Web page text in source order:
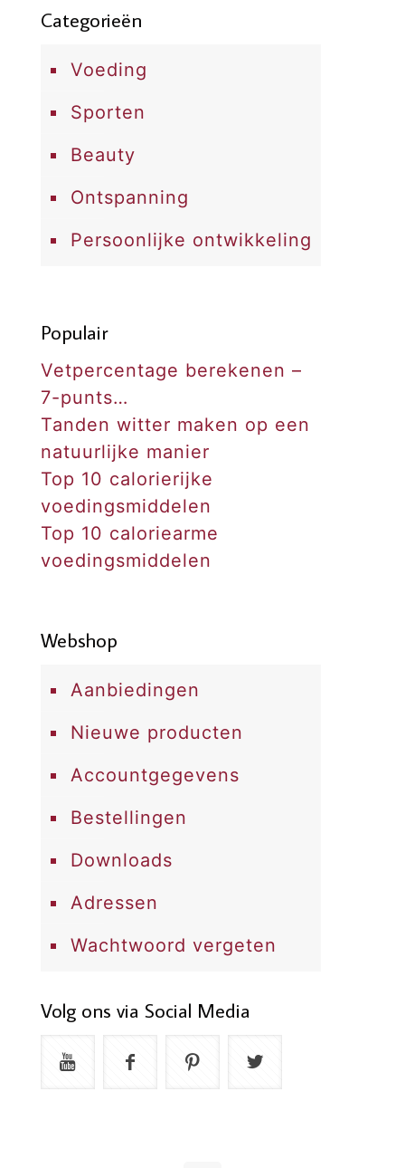
Categorieën
Voeding
Sporten
Beauty
Ontspanning
Persoonlijke ontwikkeling
Populair
Vetpercentage berekenen –
7-punts…
Tanden witter maken op een
natuurlijke manier
Top 10 calorierijke
voedingsmiddelen
Top 10 caloriearme
voedingsmiddelen
Webshop
Aanbiedingen
Nieuwe producten
Accountgegevens
Bestellingen
Downloads
Adressen
Wachtwoord vergeten
Volg ons via Social Media